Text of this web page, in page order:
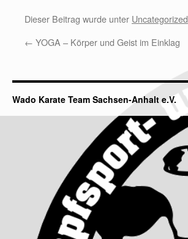
Dieser Beitrag wurde unter Uncategorized
← YOGA – Körper und Geist im Einklag
Wado Karate Team Sachsen-Anhalt e.V.